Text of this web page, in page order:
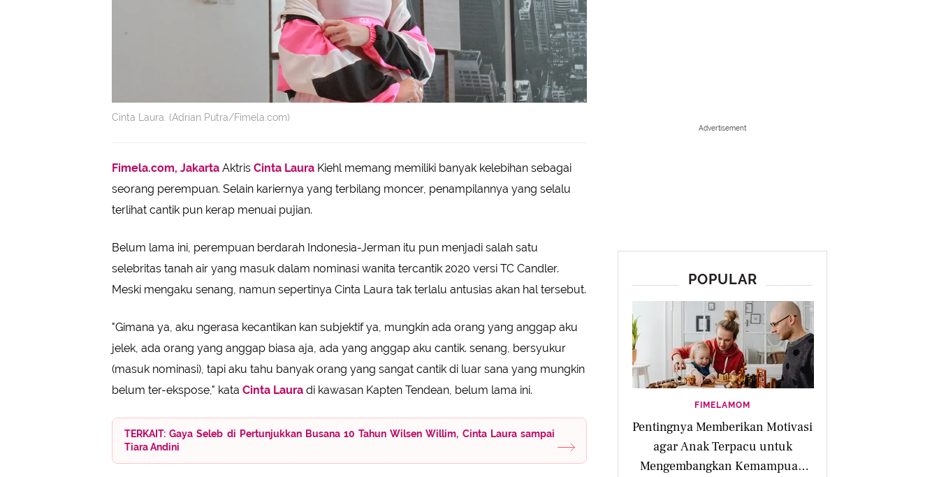
Cinta Laura. (Adrian Putra/Fimela.com)
Fimela.com, Jakarta Aktris Cinta Laura Kiehl memang memiliki banyak kelebihan sebagai
seorang perempuan. Selain kariernya yang terbilang moncer, penampilannya yang selalu
terlihat cantik pun kerap menuai pujian.
Belum lama ini, perempuan berdarah Indonesia-Jerman itu pun menjadi salah satu
selebritas tanah air yang masuk dalam nominasi wanita tercantik 2020 versi TC Candler.
Meski mengaku senang, namun sepertinya Cinta Laura tak terlalu antusias akan hal tersebut.
"Gimana ya, aku ngerasa kecantikan kan subjektif ya, mungkin ada orang yang anggap aku
jelek, ada orang yang anggap biasa aja, ada yang anggap aku cantik. senang, bersyukur
(masuk nominasi), tapi aku tahu banyak orang yang sangat cantik di luar sana yang mungkin
belum ter-ekspose," kata Cinta Laura di kawasan Kapten Tendean, belum lama ini.
TERKAIT: Gaya Seleb di Pertunjukkan Busana 10 Tahun Wilsen Willim, Cinta Laura sampai
Tiara Andini
Advertisement
POPULAR
FIMELAMOM
Pentingnya Memberikan Motivasi
agar Anak Terpacu untuk
Mengembangkan Kemampuan